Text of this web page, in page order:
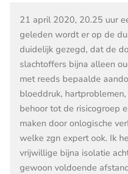
21 april 2020, 20.25 uur
geleden wordt er op de
duidelijk gezegd, dat de
slachtoffers bijna alleen
met reeds bepaalde
bloeddruk,
behoor tot de risicogroep
maken door onlogische
welke zgn expert ook. Ik
vrijwillige bijna isolatie
gewoon voldoende